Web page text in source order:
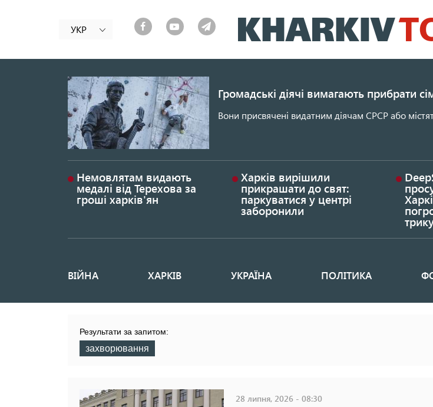
до
УКР
Громадські діячі вимагають прибрати
Вони присвячені видатним діячам СРСР або
Немовлятам видають
медалі від Терехова за
гроші харків'ян
Харків вирішили
прикрашати до свят:
паркуватися у центрі
заборонили
Основная
ВІЙНА ХАРКІВ УКРАЇНА ПОЛІТИКА
Результати за запитом:
захворювання
28 липня, 2026 - 08:30